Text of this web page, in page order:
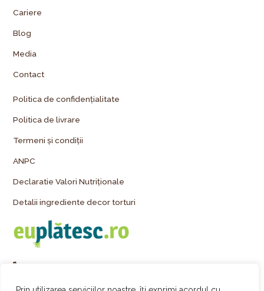
Cariere
Blog
Media
Contact
Politica de confidențialitate
Politica de livrare
Termeni și condiții
ANPC
Declaratie Valori Nutriționale
Detalii ingrediente decor torturi
comenzi@palmiye.ro